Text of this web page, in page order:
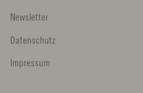
Newsletter
Datenschutz
Impressum